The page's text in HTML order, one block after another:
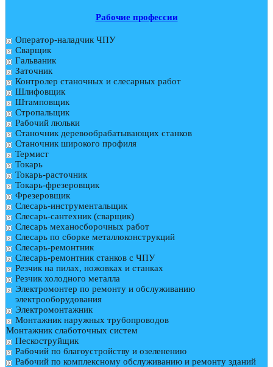
Рабочие профессии
Оператор-наладчик ЧПУ
Сварщик
Гальваник
Заточник
Контролер станочных и слесарных работ
Шлифовщик
Штамповщик
Стропальщик
Рабочий люльки
Станочник деревообрабатывающих станков
Станочник широкого профиля
Термист
Токарь
Токарь-расточник
Токарь-фрезеровщик
Фрезеровщик
Слесарь-инструментальщик
Слесарь-сантехник (сварщик)
Слесарь механосборочных работ
Слесарь по сборке металлоконструкций
Слесарь-ремонтник
Слесарь-ремонтник станков с ЧПУ
Резчик на пилах, ножовках и станках
Резчик холодного металла
Электромонтер по ремонту и обслуживанию
электрооборудования
Электромонтажник
Монтажник наружных трубопроводов
Монтажник слаботочных систем
Пескоструйщик
Рабочий по благоустройству и озеленению
Рабочий по комплексному обслуживанию и ремонту зданий